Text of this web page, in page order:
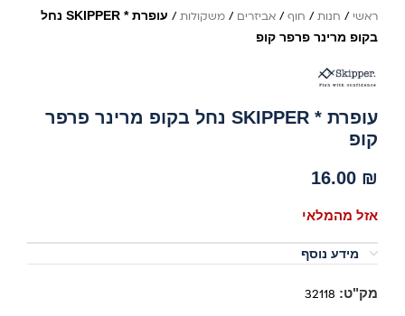
ראשי / חנות/ חוף/ אביזרים / משקולות/
עופרת * SKIPPER נחל
בקופ מרינר פרפר קופ
עופרת * SKIPPER נחל בקופ מרינר פרפר
קופ
16.00 ₪
אזל מהמלאי
מידע נוסף
מק"ט: 32118